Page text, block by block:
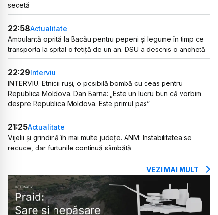
secetă
22:58Actualitate
Ambulanță oprită la Bacău pentru pepeni și legume în timp ce
transporta la spital o fetiță de un an. DSU a deschis o anchetă
22:29Interviu
INTERVIU. Etnicii ruși, o posibilă bombă cu ceas pentru
Republica Moldova. Dan Barna: „Este un lucru bun că vorbim
despre Republica Moldova. Este primul pas”
21:25Actualitate
Vijelii și grindină în mai multe județe. ANM: Instabilitatea se
reduce, dar furtunile continuă sâmbătă
VEZI MAI MULT